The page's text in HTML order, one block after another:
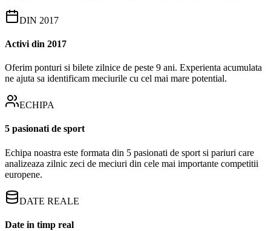
DIN 2017
Activi din 2017
Oferim ponturi si bilete zilnice de peste 9 ani. Experienta acumulata
ne ajuta sa identificam meciurile cu cel mai mare potential.
ECHIPA
5 pasionati de sport
Echipa noastra este formata din 5 pasionati de sport si pariuri care
analizeaza zilnic zeci de meciuri din cele mai importante competitii
europene.
DATE REALE
Date in timp real